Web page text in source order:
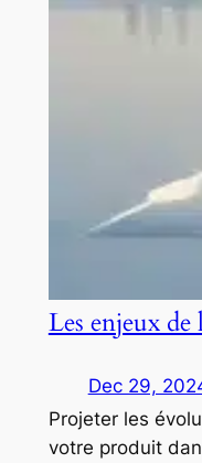
Les enjeux
Dec 29,
Projeter les
votre produit